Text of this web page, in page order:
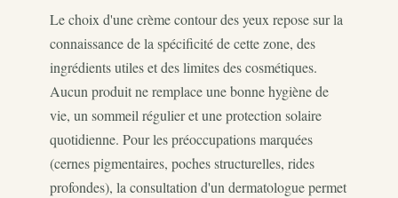
Le choix d'une crème contour des yeux repose sur la
connaissance de la spécificité de cette zone, des
ingrédients utiles et des limites des cosmétiques.
Aucun produit ne remplace une bonne hygiène de
vie, un sommeil régulier et une protection solaire
quotidienne. Pour les préoccupations marquées
(cernes pigmentaires, poches structurelles, rides
profondes), la consultation d'un dermatologue permet